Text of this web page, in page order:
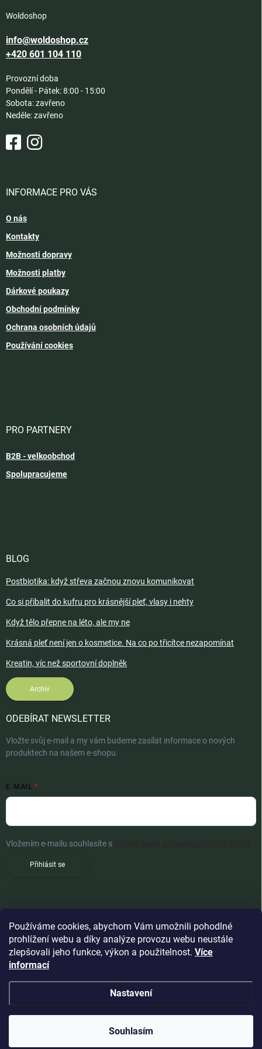
Používáme cookies, abychom Vám umožnili pohodlné
prohlížení webu a díky analýze provozu webu neustále
zlepšovali jeho funkce, výkon a použitelnost. Více
informací
Nastavení
Souhlasím
Woldoshop
info@woldoshop.cz
+420 601 104 110
Provozní doba
Pondělí - Pátek: 8:00 - 15:00
Sobota: zavřeno
Neděle: zavřeno
INFORMACE PRO VÁS
O nás
Kontakty
Možnosti dopravy
Možnosti platby
Dárkové poukazy
Obchodní podmínky
Ochrana osobních údajů
Používání cookies
PRO PARTNERY
B2B - velkoobchod
Spolupracujeme
BLOG
Postbiotika: když střeva začnou znovu komunikovat
Co si přibalit do kufru pro krásnější pleť, vlasy i nehty
Když tělo přepne na léto, ale my ne
Krásná pleť není jen o kosmetice. Na co po třicítce nezapomínat
Kreatin, víc než sportovní doplněk
Archiv
ODEBÍRAT NEWSLETTER
Vložte svůj e-mail a my vám budeme zasílat informace o nových
produktech na našem e-shopu.
E-MAIL
Vložením e-mailu souhlasíte s
Přihlásit se
Woldoshop s.r.o. . Všechna práva vyhrazena.